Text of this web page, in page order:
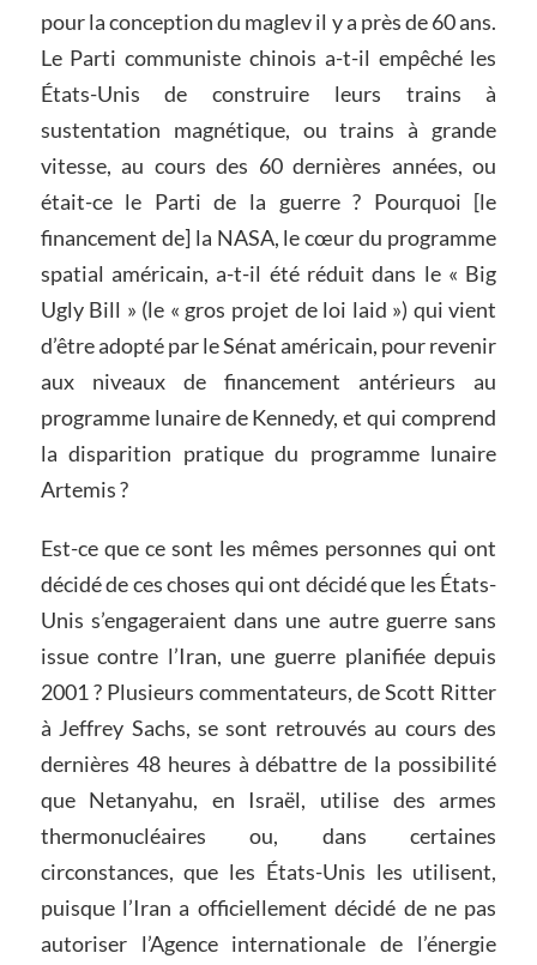
pour la conception du maglev il y a près de 60 ans.
Le Parti communiste chinois a-t-il empêché les
États-Unis de construire leurs trains à
sustentation magnétique, ou trains à grande
vitesse, au cours des 60 dernières années, ou
était-ce le Parti de la guerre ? Pourquoi [le
financement de] la NASA, le cœur du programme
spatial américain, a-t-il été réduit dans le « Big
Ugly Bill » (le « gros projet de loi laid ») qui vient
d’être adopté par le Sénat américain, pour revenir
aux niveaux de financement antérieurs au
programme lunaire de Kennedy, et qui comprend
la disparition pratique du programme lunaire
Artemis ?
Est-ce que ce sont les mêmes personnes qui ont
décidé de ces choses qui ont décidé que les États-
Unis s’engageraient dans une autre guerre sans
issue contre l’Iran, une guerre planifiée depuis
2001 ? Plusieurs commentateurs, de Scott Ritter
à Jeffrey Sachs, se sont retrouvés au cours des
dernières 48 heures à débattre de la possibilité
que Netanyahu, en Israël, utilise des armes
thermonucléaires ou, dans certaines
circonstances, que les États-Unis les utilisent,
puisque l’Iran a officiellement décidé de ne pas
autoriser l’Agence internationale de l’énergie